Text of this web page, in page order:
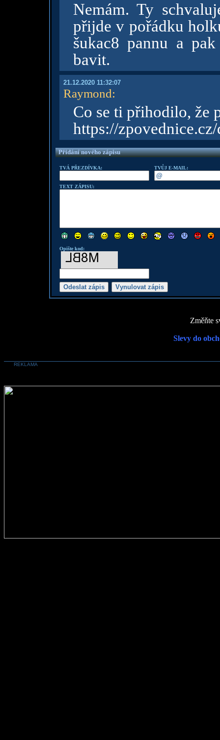
Nemám. Ty
přijde v pořádku
šukac8 pannu a
bavit.
21.12.2020 11:32:07
Raymond:
Co se ti přihodilo, že
https://
Přidání nového zápisu
TVÁ PŘEZDÍVKA: TVŮJ E-MAIL:
TEXT ZÁPISU:
Opište kod:
Změňte
Slevy do
REKLAMA